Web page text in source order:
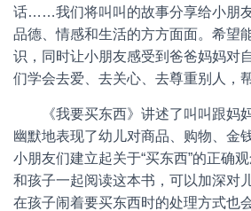
话……我们将叫叫的故事分享给小朋友
品德、情感和生活的方方面面。希望
识，同时让小朋友感受到爸爸妈妈对
们学会去爱、去关心、去尊重别人，
《我要买东西》讲述了叫叫跟妈妈
幽默地表现了幼儿对商品、购物、金
小朋友们建立起关于“买东西”的正确
和孩子一起阅读这本书，可以加深对
在孩子闹着要买东西时的处理方式也